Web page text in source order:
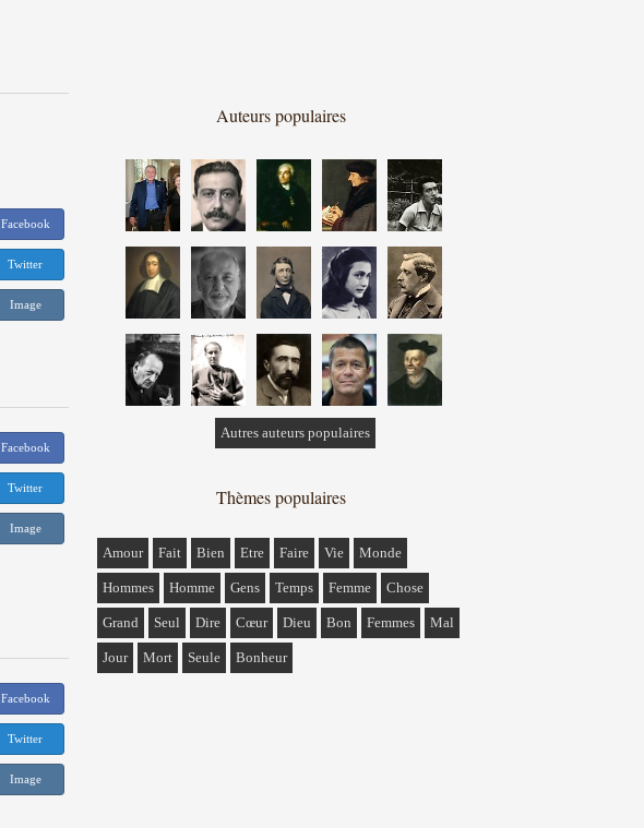
Facebook
Twitter
Image
Facebook
Twitter
Image
Facebook
Twitter
Image
Auteurs populaires
Autres auteurs populaires
Thèmes populaires
Amour Fait Bien Etre Faire Vie Monde
Hommes Homme Gens Temps Femme Chose
Grand Seul Dire Cœur Dieu Bon Femmes Mal
Jour Mort Seule Bonheur